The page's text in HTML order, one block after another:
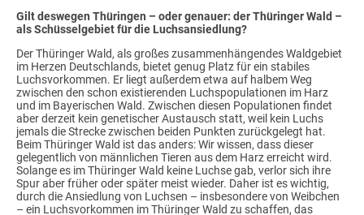
Gilt deswegen Thüringen – oder genauer: der Thüringer Wald –
als Schüsselgebiet für die Luchsansiedlung?
Der Thüringer Wald, als großes zusammenhängendes Waldgebiet
im Herzen Deutschlands, bietet genug Platz für ein stabiles
Luchsvorkommen. Er liegt außerdem etwa auf halbem Weg
zwischen den schon existierenden Luchspopulationen im Harz
und im Bayerischen Wald. Zwischen diesen Populationen findet
aber derzeit kein genetischer Austausch statt, weil kein Luchs
jemals die Strecke zwischen beiden Punkten zurückgelegt hat.
Beim Thüringer Wald ist das anders: Wir wissen, dass dieser
gelegentlich von männlichen Tieren aus dem Harz erreicht wird.
Solange es im Thüringer Wald keine Luchse gab, verlor sich ihre
Spur aber früher oder später meist wieder. Daher ist es wichtig,
durch die Ansiedlung von Luchsen – insbesondere von Weibchen
– ein Luchsvorkommen im Thüringer Wald zu schaffen, das